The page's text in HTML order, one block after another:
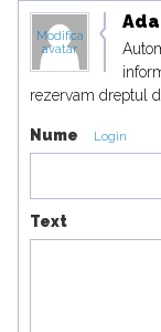
Modifica
avatar
rezervam dreptul
Nume Login
Text